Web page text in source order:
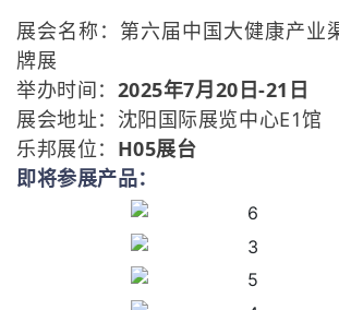
展会名称：第六届中国大健康产业
牌展
举办时间： 2025年7月20日-21日
展会地址：沈阳国际展览中心E1馆
乐邦展位： H05展台
即将参展产品：